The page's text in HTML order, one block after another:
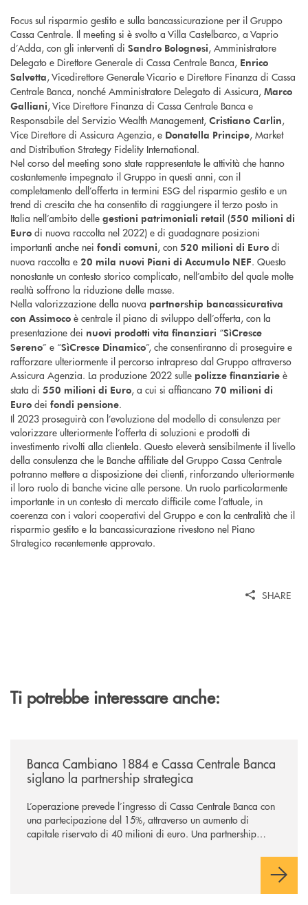
Focus sul risparmio gestito e sulla bancassicurazione per il Gruppo
Cassa Centrale. Il meeting si è svolto a Villa Castelbarco, a Vaprio
d’Adda, con gli interventi di Sandro Bolognesi, Amministratore
Delegato e Direttore Generale di Cassa Centrale Banca, Enrico
Salvetta, Vicedirettore Generale Vicario e Direttore Finanza di Cassa
Centrale Banca, nonché Amministratore Delegato di Assicura, Marco
Galliani, Vice Direttore Finanza di Cassa Centrale Banca e
Responsabile del Servizio Wealth Management, Cristiano Carlin,
Vice Direttore di Assicura Agenzia, e Donatella Principe, Market
and Distribution Strategy Fidelity International.
Nel corso del meeting sono state rappresentate le attività che hanno
costantemente impegnato il Gruppo in questi anni, con il
completamento dell’offerta in termini ESG del risparmio gestito e un
trend di crescita che ha consentito di raggiungere il terzo posto in
Italia nell’ambito delle gestioni patrimoniali retail (550 milioni di
Euro di nuova raccolta nel 2022) e di guadagnare posizioni
importanti anche nei fondi comuni, con 520 milioni di Euro di
nuova raccolta e 20 mila nuovi Piani di Accumulo NEF. Questo
nonostante un contesto storico complicato, nell’ambito del quale molte
realtà soffrono la riduzione delle masse.
Nella valorizzazione della nuova partnership bancassicurativa
con Assimoco è centrale il piano di sviluppo dell’offerta, con la
presentazione dei nuovi prodotti vita finanziari “SìCresce
Sereno” e “SìCresce Dinamico”, che consentiranno di proseguire e
rafforzare ulteriormente il percorso intrapreso dal Gruppo attraverso
Assicura Agenzia. La produzione 2022 sulle polizze finanziarie è
stata di 550 milioni di Euro, a cui si affiancano 70 milioni di
Euro dei fondi pensione.
Il 2023 proseguirà con l’evoluzione del modello di consulenza per
valorizzare ulteriormente l’offerta di soluzioni e prodotti di
investimento rivolti alla clientela. Questo eleverà sensibilmente il livello
della consulenza che le Banche affiliate del Gruppo Cassa Centrale
potranno mettere a disposizione dei clienti, rinforzando ulteriormente
il loro ruolo di banche vicine alle persone. Un ruolo particolarmente
importante in un contesto di mercato difficile come l’attuale, in
coerenza con i valori cooperativi del Gruppo e con la centralità che il
risparmio gestito e la bancassicurazione rivestono nel Piano
Strategico recentemente approvato.
SHARE
Ti potrebbe interessare anche:
Banca Cambiano 1884 e Cassa Centrale Banca
siglano la partnership strategica
L’operazione prevede l’ingresso di Cassa Centrale Banca con
una partecipazione del 15%, attraverso un aumento di
capitale riservato di 40 milioni di euro. Una partnership
comuni e sulla prossimità ai territori, per ampliare l’offerta e